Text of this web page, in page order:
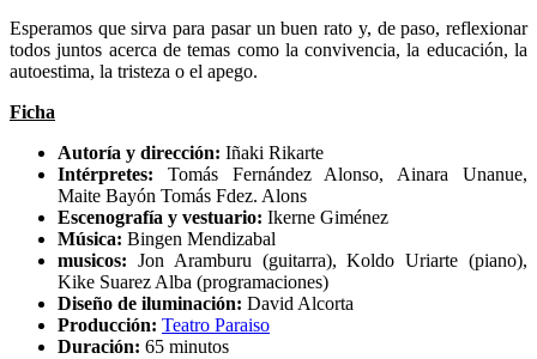
Esperamos que sirva para pasar un buen rato y, de paso, reflexionar
todos juntos acerca de temas como la convivencia, la educación, la
autoestima, la tristeza o el apego.
Ficha
Autoría y dirección: Iñaki Rikarte
Intérpretes: Tomás Fernández Alonso, Ainara Unanue,
Maite Bayón Tomás Fdez. Alons
Escenografía y vestuario: Ikerne Giménez
Música: Bingen Mendizabal
musicos: Jon Aramburu (guitarra), Koldo Uriarte (piano),
Kike Suarez Alba (programaciones)
Diseño de iluminación: David Alcorta
Producción: Teatro Paraiso
Duración: 65 minutos